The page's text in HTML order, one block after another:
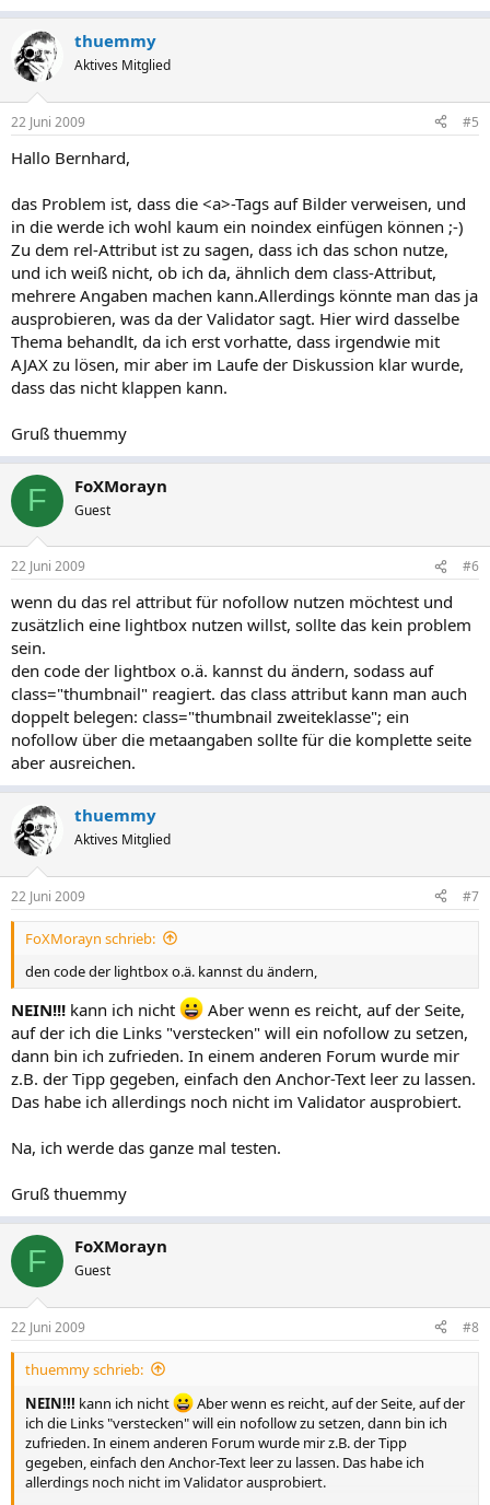
thuemmy
Aktives Mitglied
22 Juni 2009 #5
Hallo Bernhard,
das Problem ist, dass die <a>-Tags auf Bilder verweisen, und
in die werde ich wohl kaum ein noindex einfügen können ;-)
Zu dem rel-Attribut ist zu sagen, dass ich das schon nutze,
und ich weiß nicht, ob ich da, ähnlich dem class-Attribut,
mehrere Angaben machen kann.Allerdings könnte man das ja
ausprobieren, was da der Validator sagt. Hier wird dasselbe
Thema behandlt, da ich erst vorhatte, dass irgendwie mit
AJAX zu lösen, mir aber im Laufe der Diskussion klar wurde,
dass das nicht klappen kann.
Gruß thuemmy
F FoXMorayn
Guest
22 Juni 2009 #6
wenn du das rel attribut für nofollow nutzen möchtest und
zusätzlich eine lightbox nutzen willst, sollte das kein problem
sein.
den code der lightbox o.ä. kannst du ändern, sodass auf
class="thumbnail" reagiert. das class attribut kann man auch
doppelt belegen: class="thumbnail zweiteklasse"; ein
nofollow über die metaangaben sollte für die komplette seite
aber ausreichen.
thuemmy
Aktives Mitglied
22 Juni 2009 #7
FoXMorayn schrieb:
den code der lightbox o.ä. kannst du ändern,
NEIN!!! kann ich nicht
Aber wenn es reicht, auf der Seite,
auf der ich die Links "verstecken" will ein nofollow zu setzen,
dann bin ich zufrieden. In einem anderen Forum wurde mir
z.B. der Tipp gegeben, einfach den Anchor-Text leer zu lassen.
Das habe ich allerdings noch nicht im Validator ausprobiert.
Na, ich werde das ganze mal testen.
Gruß thuemmy
F FoXMorayn
Guest
22 Juni 2009 #8
thuemmy schrieb:
NEIN!!! kann ich nicht
Aber wenn es reicht, auf der Seite, auf der
ich die Links "verstecken" will ein nofollow zu setzen, dann bin ich
zufrieden. In einem anderen Forum wurde mir z.B. der Tipp
gegeben, einfach den Anchor-Text leer zu lassen. Das habe ich
allerdings noch nicht im Validator ausprobiert.